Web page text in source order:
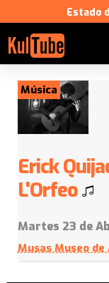
Estado
Música
Erick
L'Orfeo
Martes 23 de
Musas Museo